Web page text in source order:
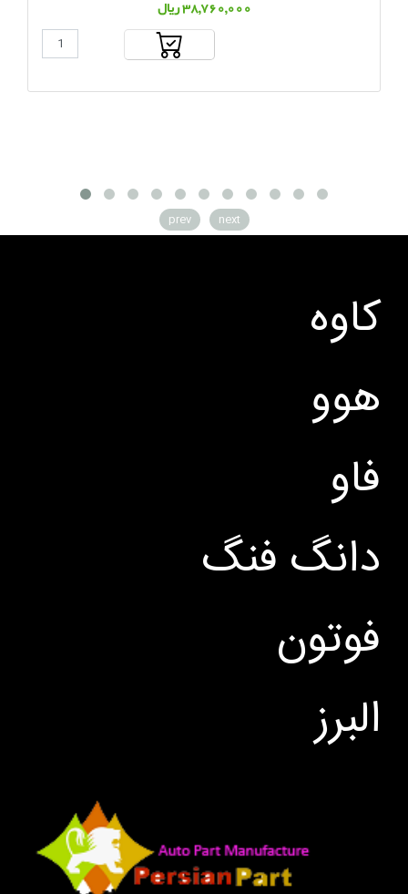
38,760,000 ریال
prev next
کاوه
هوو
فاو
دانگ فنگ
فوتون
البرز